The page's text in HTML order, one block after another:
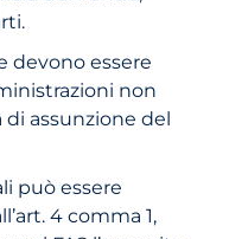
devono essere
non
assunzione del
può essere
4 comma 1,